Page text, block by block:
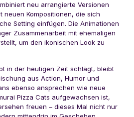
neu arrangierte Versionen
neuen Kompositionen, die sich
Setting einfügen. Die Animationen
Zusammenarbeit mit ehemaligen
um den ikonischen Look zu
in der heutigen Zeit schlägt, bleibt
aus Action, Humor und
ebenso ansprechen wie neue
Pizza Cats aufgewachsen ist,
freuen – dieses Mal nicht nur